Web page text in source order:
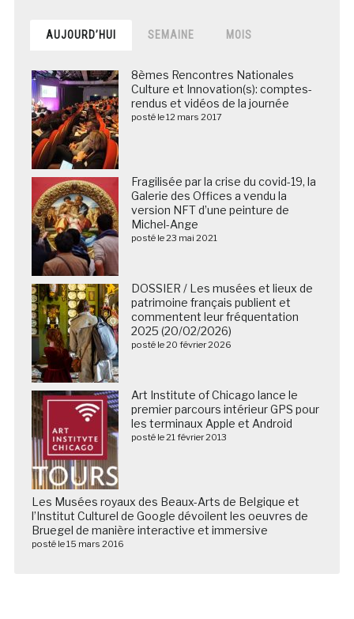
AUJOURD’HUI SEMAINE MOIS
8èmes Rencontres Nationales
Culture et Innovation(s): comptes-
rendus et vidéos de la journée
posté le 12 mars 2017
Fragilisée par la crise du covid-19, la
Galerie des Offices a vendu la
version NFT d’une peinture de
Michel-Ange
posté le 23 mai 2021
DOSSIER / Les musées et lieux de
patrimoine français publient et
commentent leur fréquentation
2025 (20/02/2026)
posté le 20 février 2026
Art Institute of Chicago lance le
premier parcours intérieur GPS pour
les terminaux Apple et Android
posté le 21 février 2013
Les Musées royaux des Beaux-Arts de Belgique et
l’Institut Culturel de Google dévoilent les oeuvres de
Bruegel de manière interactive et immersive
posté le 15 mars 2016